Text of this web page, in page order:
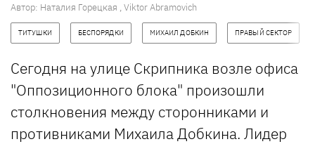
Автор: Наталия Горецкая ,Viktor Abramovich
ТИТУШКИ БЕСПОРЯДКИ МИХАИЛ ДОБКИН ПРАВЫЙ СЕКТОР
Сегодня на улице Скрипника возле офиса
"Оппозиционного блока" произошли
столкновения между сторонниками и
противниками Михаила Добкина. Лидер